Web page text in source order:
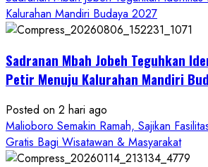
about
Bersama
Gunungkidul
Antusiasme
Warnai
Kirab
Budaya
Sadranan
Kalurahan Mandiri Budaya 2027
Sadranan Mbah Jobeh Teguhkan
Petir Menuju Kalurahan Mandiri
Posted on 2 hari ago
Malioboro Semakin Ramah, Sajikan
Gratis Bagi Wisatawan & Masyarakat